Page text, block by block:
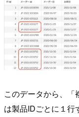
このデータから、「
は製品IDごとに１行